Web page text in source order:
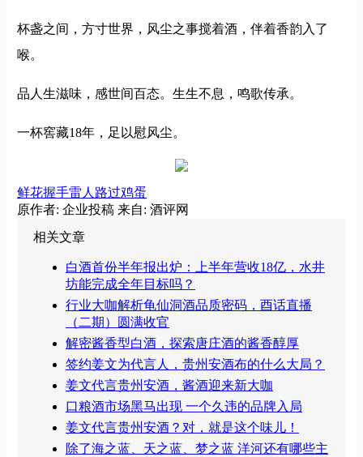
杯盏之间，方寸世界，风尘之事搅着酒，伴着香韵入了
喉。
品人生滋味，感世间百态。生生不息，鸣歌传承。
一杯窖藏18年，足以慰风尘。
鲜花握手雷人 路过鸡蛋
原作者: 企业投稿 来自: 酒评网
相关文章
白酒首份半年报出炉：上半年营收18亿，水井
坊能完成全年目标吗？
行业大咖解析龟仙洞酒品质密码，酉话直播
（二期）圆满收官
解密酱香型白酒，探索唐庄酒的酱香醇厚
签约姜文为代言人，贵州安酒布的什么大局？
姜文代言贵州安酒，酱酒迎来新大咖
口粮酒市场黑马出现 一个久违的品牌入局
姜文代言贵州安酒？对，就是这个味儿！
除了海之蓝、天之蓝、梦之蓝 洋河还有哪些主